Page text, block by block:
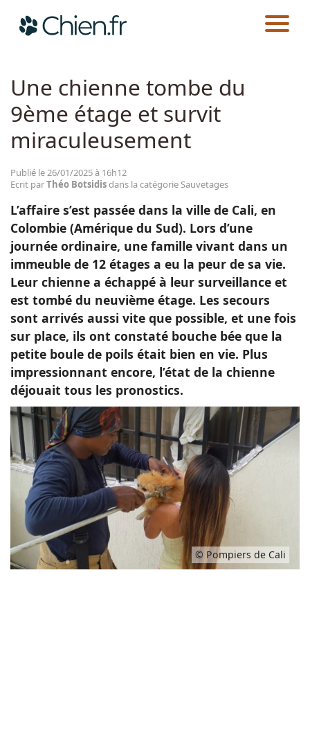
Races
CHIEN.FR ACTUALITÉS
Une chienne tombe du
9ème étage et survit
miraculeusement
Publié le 26/01/2025 à 16h12
Ecrit parThéo Botsidisdans la catégorie Sauvetages
L’affaire s’est passée dans la ville de Cali, en
Colombie (Amérique du Sud). Lors d’une
journée ordinaire, une famille vivant dans un
immeuble de 12 étages a eu la peur de sa vie.
Leur chienne a échappé à leur surveillance et
est tombé du neuvième étage. Les secours
sont arrivés aussi vite que possible, et une fois
sur place, ils ont constaté bouche bée que la
petite boule de poils était bien en vie. Plus
impressionnant encore, l’état de la chienne
déjouait tous les pronostics.
© Pompiers de Cali